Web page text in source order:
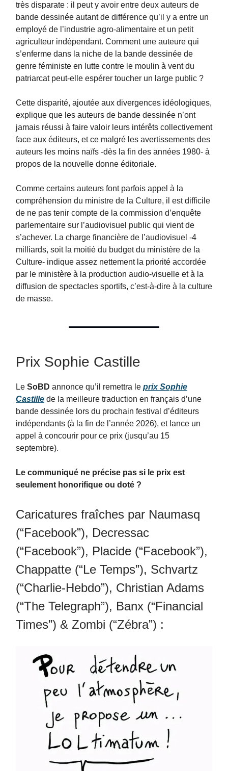
très disparate : il peut y avoir entre deux auteurs de
bande dessinée autant de différence qu’il y a entre un
employé de l’industrie agro-alimentaire et un petit
agriculteur indépendant. Comment une auteure qui
s’enferme dans la niche de la bande dessinée de
genre féministe en lutte contre le moulin à vent du
patriarcat peut-elle espérer toucher un large public ?
Cette disparité, ajoutée aux divergences idéologiques,
explique que les auteurs de bande dessinée n’ont
jamais réussi à faire valoir leurs intérêts collectivement
face aux éditeurs, et ce malgré les avertissements des
auteurs les moins naïfs -dès la fin des années 1980- à
propos de la nouvelle donne éditoriale.
Comme certains auteurs font parfois appel à la
compréhension du ministre de la Culture, il est difficile
de ne pas tenir compte de la commission d’enquête
parlementaire sur l’audiovisuel public qui vient de
s’achever. La charge financière de l’audiovisuel -4
milliards, soit la moitié du budget du ministère de la
Culture- indique assez nettement la priorité accordée
par le ministère à la production audio-visuelle et à la
diffusion de spectacles sportifs, c’est-à-dire à la culture
de masse.
Prix Sophie Castille
Le SoBD annonce qu’il remettra le prix Sophie
Castille de la meilleure traduction en français d’une
bande dessinée lors du prochain festival d’éditeurs
indépendants (à la fin de l’année 2026), et lance un
appel à concourir pour ce prix (jusqu’au 15
septembre).
Le communiqué ne précise pas si le prix est
seulement honorifique ou doté ?
Caricatures fraîches par Naumasq
(“Facebook”), Decressac
(“Facebook”), Placide (“Facebook”),
Chappatte (“Le Temps”), Schvartz
(“Charlie-Hebdo”), Christian Adams
(“The Telegraph”), Banx (“Financial
Times”) & Zombi (“Zébra”) :